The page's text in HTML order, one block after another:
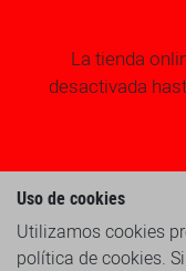
La tienda
desactivada
Uso de cookies
Utilizamos cookies
política de cookies.